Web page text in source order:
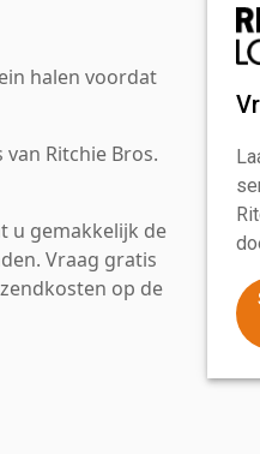
halen voordat
Ritchie Bros.
u gemakkelijk de
Vraag gratis
op de